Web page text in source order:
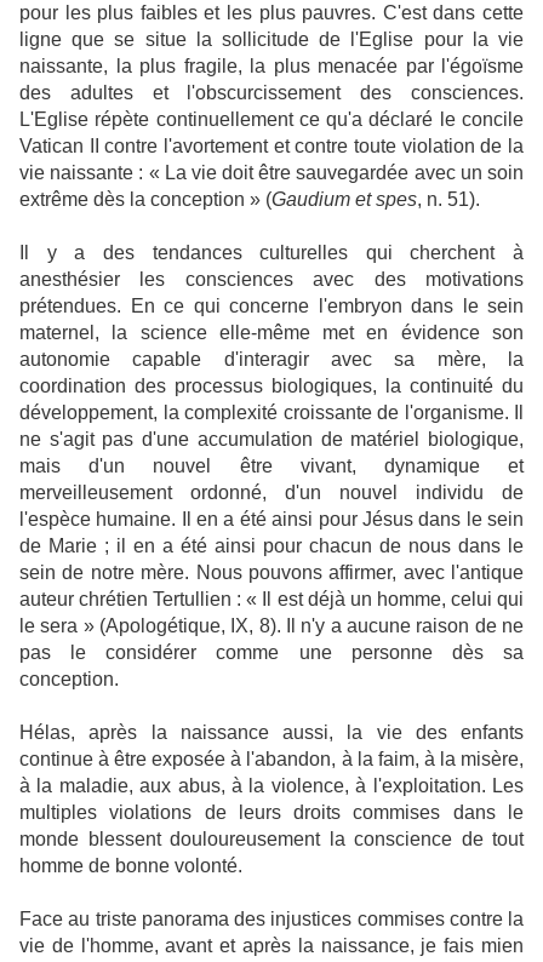
pour les plus faibles et les plus pauvres. C'est dans cette
ligne que se situe la sollicitude de l'Eglise pour la vie
naissante, la plus fragile, la plus menacée par l'égoïsme
des adultes et l'obscurcissement des consciences.
L'Eglise répète continuellement ce qu'a déclaré le concile
Vatican II contre l'avortement et contre toute violation de la
vie naissante : « La vie doit être sauvegardée avec un soin
extrême dès la conception » (Gaudium et spes, n. 51).
Il y a des tendances culturelles qui cherchent à
anesthésier les consciences avec des motivations
prétendues. En ce qui concerne l'embryon dans le sein
maternel, la science elle-même met en évidence son
autonomie capable d'interagir avec sa mère, la
coordination des processus biologiques, la continuité du
développement, la complexité croissante de l'organisme. Il
ne s'agit pas d'une accumulation de matériel biologique,
mais d'un nouvel être vivant, dynamique et
merveilleusement ordonné, d'un nouvel individu de
l'espèce humaine. Il en a été ainsi pour Jésus dans le sein
de Marie ; il en a été ainsi pour chacun de nous dans le
sein de notre mère. Nous pouvons affirmer, avec l'antique
auteur chrétien Tertullien : « Il est déjà un homme, celui qui
le sera » (Apologétique, IX, 8). Il n'y a aucune raison de ne
pas le considérer comme une personne dès sa
conception.
Hélas, après la naissance aussi, la vie des enfants
continue à être exposée à l'abandon, à la faim, à la misère,
à la maladie, aux abus, à la violence, à l'exploitation. Les
multiples violations de leurs droits commises dans le
monde blessent douloureusement la conscience de tout
homme de bonne volonté.
Face au triste panorama des injustices commises contre la
vie de l'homme, avant et après la naissance, je fais mien